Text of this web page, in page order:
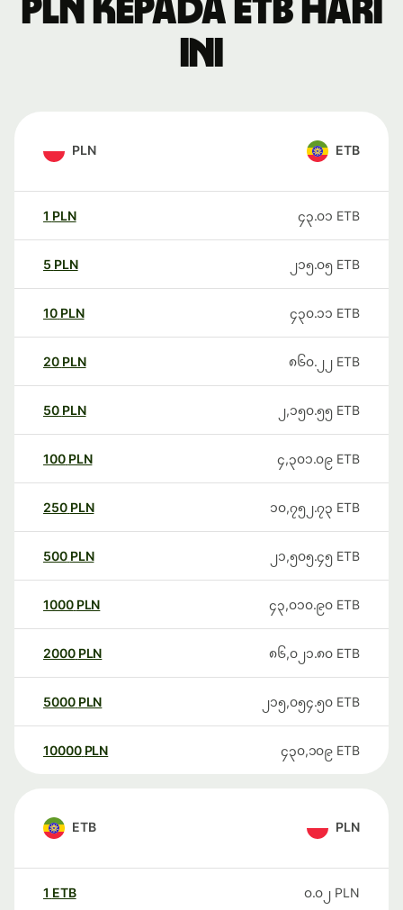
PLN kepada ETB hari
ini
PLN ETB
1 PLN ၄၃.၀၁ ETB
5 PLN ၂၁၅.၀၅ ETB
10 PLN ၄၃၀.၁၁ ETB
20 PLN ၈၆၀.၂၂ ETB
50 PLN ၂,၁၅၀.၅၅ ETB
100 PLN ၄,၃၀၁.၀၉ ETB
250 PLN ၁၀,၇၅၂.၇၃ ETB
500 PLN ၂၁,၅၀၅.၄၅ ETB
1000 PLN ၄၃,၀၁၀.၉၀ ETB
2000 PLN ၈၆,၀၂၁.၈၀ ETB
5000 PLN ၂၁၅,၀၅၄.၅၀ ETB
10000 PLN ၄၃၀,၁၀၉ ETB
ETB PLN
1 ETB ၀.၀၂ PLN